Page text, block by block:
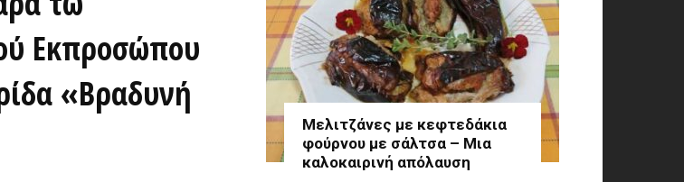
Εκπροσώπου
«Βραδυνή
Μελιτζάνες με κεφτεδάκια
φούρνου με σάλτσα – Μια
καλοκαιρινή απόλαυση